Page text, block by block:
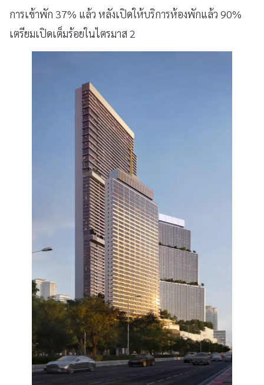
การเข้าพัก 37% แล้ว หลังเปิดให้บริการห้องพักแล้ว 90%
เตรียมเปิดเต็มร้อยในไตรมาส 2